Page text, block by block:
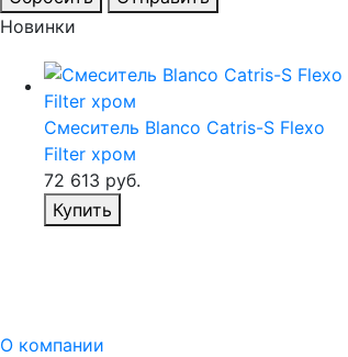
Новинки
Смеситель Blanco Catris-S Flexo
Filter хром
72 613 руб.
Купить
О компании